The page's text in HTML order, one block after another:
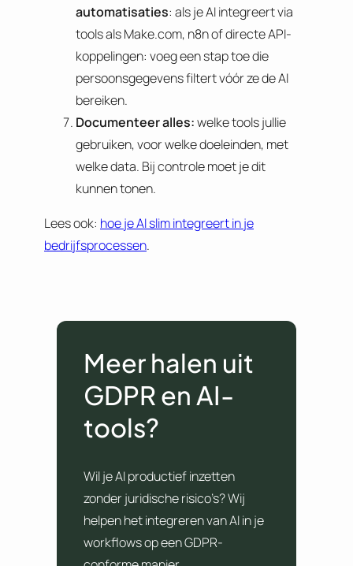
automatisaties: als je AI integreert via
tools als Make.com, n8n of directe API-
koppelingen: voeg een stap toe die
persoonsgegevens filtert vóór ze de AI
bereiken.
Documenteer alles:welke tools jullie
gebruiken, voor welke doeleinden, met
welke data. Bij controle moet je dit
kunnen tonen.
Lees ook: hoe je AI slim integreert in je
bedrijfsprocessen.
Meer halen uit
GDPR en AI-
tools?
Wil je AI productief inzetten
zonder juridische risico’s? Wij
helpen het integreren van AI in je
workflows op een GDPR-